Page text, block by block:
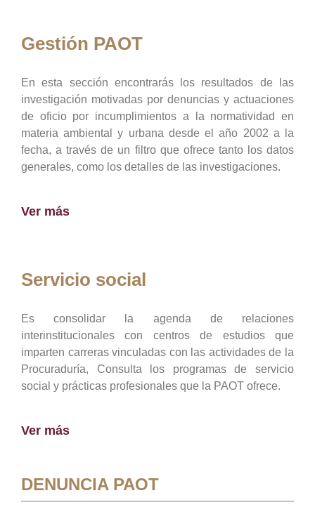
Gestión PAOT
En esta sección encontrarás los resultados de las
investigación motivadas por denuncias y actuaciones
de oficio por incumplimientos a la normatividad en
materia ambiental y urbana desde el año 2002 a la
fecha, a través de un filtro que ofrece tanto los datos
generales, como los detalles de las investigaciones.
Ver más
Servicio social
Es consolidar la agenda de relaciones
interinstitucionales con centros de estudios que
imparten carreras vinculadas con las actividades de la
Procuraduría, Consulta los programas de servicio
social y prácticas profesionales que la PAOT ofrece.
Ver más
DENUNCIA PAOT